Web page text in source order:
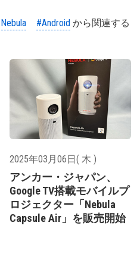
#Android から関連する
2025年03月06日( 木 )
アンカー・ジャパン、
Google TV搭載モバイルプ
ロジェクター「Nebula
Capsule Air」を販売開始